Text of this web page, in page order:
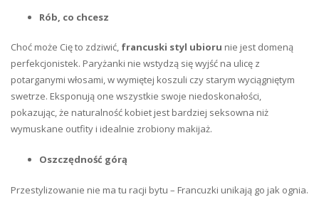
Rób, co chcesz
Choć może Cię to zdziwić, francuski styl ubioru nie jest domeną
perfekcjonistek. Paryżanki nie wstydzą się wyjść na ulicę z
potarganymi włosami, w wymiętej koszuli czy starym wyciągniętym
swetrze. Eksponują one wszystkie swoje niedoskonałości,
pokazując, że naturalność kobiet jest bardziej seksowna niż
wymuskane outfity i idealnie zrobiony makijaż.
Oszczędność górą
Przestylizowanie nie ma tu racji bytu – Francuzki unikają go jak ognia.